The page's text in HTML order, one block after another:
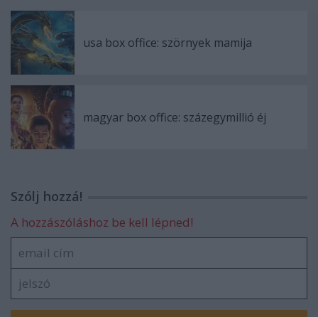
usa box office: szörnyek mamija
magyar box office: százegymillió éj
Szólj hozzá!
A hozzászóláshoz be kell lépned!